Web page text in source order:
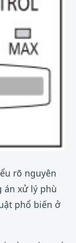
rõ nguyên
án xử lý phù
phổ biến ở